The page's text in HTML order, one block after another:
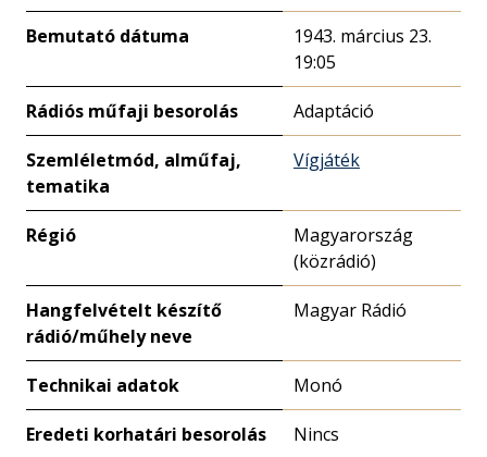
Bemutató dátuma
1943. március 23.
19:05
Rádiós műfaji besorolás Adaptáció
Szemléletmód, alműfaj,
tematika
Vígjáték
Régió
Magyarország
(közrádió)
Hangfelvételt készítő
rádió/műhely neve
Magyar Rádió
Technikai adatok Monó
Eredeti korhatári besorolás Nincs